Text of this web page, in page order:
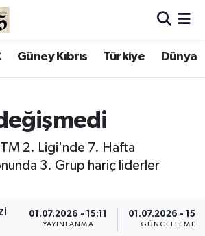
Güney Kıbrıs Türkiye Dünya
2. Ligi'nde 7. Hafta
3. Grup hariç liderler
01.07.2026 - 15:11
YAYINLANMA
01.07.2026 -
GÜNCELLEME
Durumu ve Fikstür